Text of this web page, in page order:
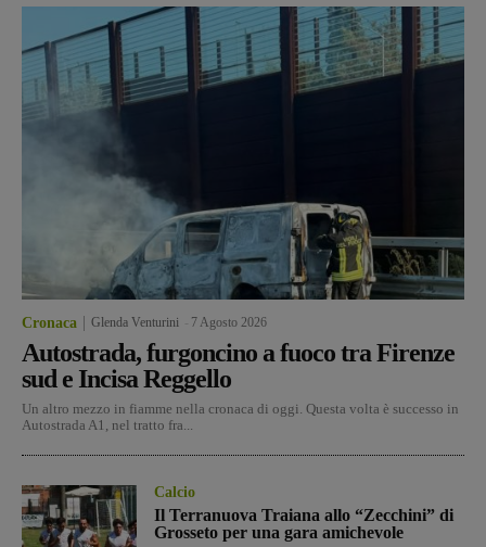
Cronaca Glenda Venturini 7 Agosto 2026
Autostrada, furgoncino a fuoco tra Firenze
sud e Incisa Reggello
Un altro mezzo in fiamme nella cronaca di oggi. Questa volta è successo in
Autostrada A1, nel tratto fra...
Calcio
Il Terranuova Traiana allo “Zecchini” di
Grosseto per una gara amichevole